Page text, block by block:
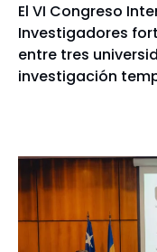
El VI Congreso
Investigadores
entre tres
investigación